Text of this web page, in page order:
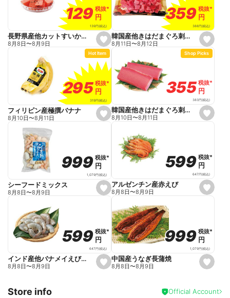
o
r
t
e
o
r
t
e
s
e
t
f
a
o
r
t
e
129
129税抜*
税抜*
円
円
139円(税込)
長野県産他カットすいかブロック
8月8日〜8月9日
s
e
t
o
t
e
359
359 税抜*
税抜*
円
円
388円(税込)
韓国産他きはだまぐろ刺身用角切り(解凍)
8月11日〜8月12日
s
e
o
r
t
e
Hot Item
295
295税抜*
税抜*
円
円
319円(税込)
フィリピン産極撰バナナ
8月10日〜8月11日
s
e
o
r
t
e
Shop Picks
355
355税抜*
税抜*
円
円
383円(税込)
韓国産他きはだまぐろ刺身用さくどり(解凍)
8月10日〜8月11日
s
e
o
r
t
e
999
999税抜*
税抜*
円
円
1,079円(税込)
シーフードミックス
8月8日〜8月9日
s
e
o
r
t
e
599
599 税抜*
税抜*
円
円
647円(税込)
アルゼンチン産赤えび
8月8日〜8月9日
s
e
599
599税抜*
税抜*
円
円
647円(税込)
インド産他バナメイえび(養殖・解凍)
8月8日〜8月9日
s
e
a
999
999 税抜*
税抜*
円
円
1,079円(税込)
中国産うなぎ長蒲焼
8月8日〜8月9日
Store info Official Account